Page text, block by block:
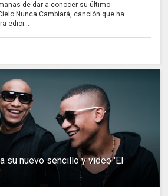
de dar a conocer su último
Nunca Cambiará, canción que ha
edici...
su nuevo sencillo y video 'El